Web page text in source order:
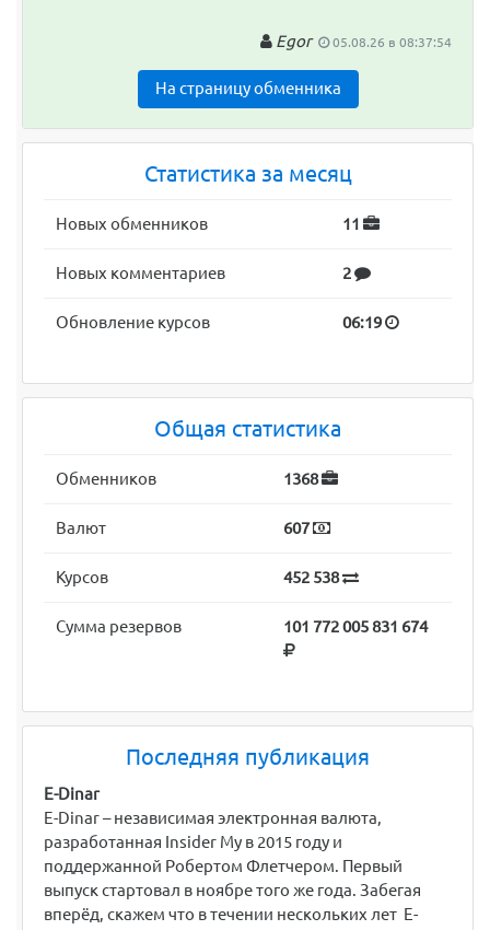
Egor 05.08.26 в 08:37:54
На страницу обменника
Статистика за месяц
Новых обменников 11
Новых комментариев 2
Обновление курсов 06:19
Общая статистика
Обменников 1368
Валют 607
Курсов 452 538
Сумма резервов 101 772 005 831 674
Последняя публикация
E-Dinar
E-Dinar – независимая электронная валюта,
разработанная Insider My в 2015 году и
поддержанной Робертом Флетчером. Первый
выпуск стартовал в ноябре того же года. Забегая
вперёд, скажем что в течении нескольких лет E-